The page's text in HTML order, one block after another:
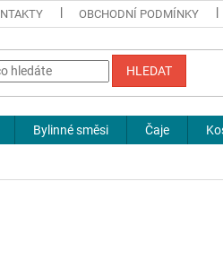
OBCHODNÍ PODMÍNKY
HLEDAT
Bylinné směsi Čaje